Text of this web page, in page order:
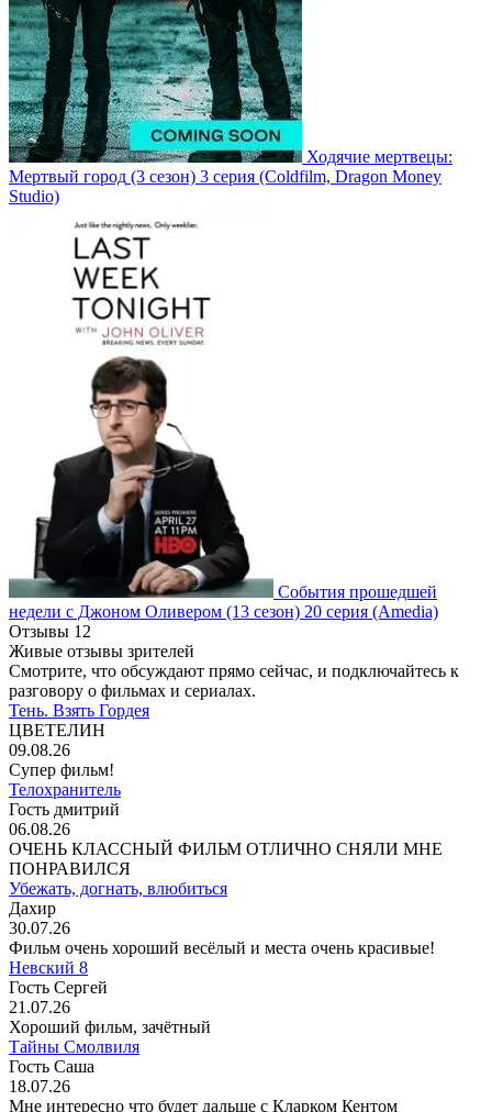
Ходячие мертвецы:
Мертвый город (3 сезон) 3 серия (Coldfilm, Dragon Money
Studio)
События прошедшей
недели с Джоном Оливером (13 сезон) 20 серия (Amedia)
Отзывы 12
Живые отзывы зрителей
Смотрите, что обсуждают прямо сейчас, и подключайтесь к
разговору о фильмах и сериалах.
Тень. Взять Гордея
ЦВЕТЕЛИН
09.08.26
Супер фильм!
Телохранитель
Гость дмитрий
06.08.26
ОЧЕНЬ КЛАССНЫЙ ФИЛЬМ ОТЛИЧНО СНЯЛИ МНЕ
ПОНРАВИЛСЯ
Убежать, догнать, влюбиться
Дахир
30.07.26
Фильм очень хороший весёлый и места очень красивые!
Невский 8
Гость Сергей
21.07.26
Хороший фильм, зачётный
Тайны Смолвиля
Гость Саша
18.07.26
Мне интересно что будет дальше с Кларком Кентом